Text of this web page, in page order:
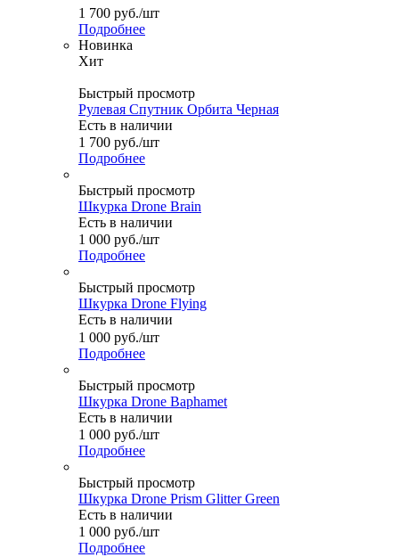
1 700 руб./шт
Подробнее
Новинка
Хит
Быстрый просмотр
Рулевая Спутник Орбита Черная
Есть в наличии
1 700 руб./шт
Подробнее
Быстрый просмотр
Шкурка Drone Brain
Есть в наличии
1 000 руб./шт
Подробнее
Быстрый просмотр
Шкурка Drone Flying
Есть в наличии
1 000 руб./шт
Подробнее
Быстрый просмотр
Шкурка Drone Baphamet
Есть в наличии
1 000 руб./шт
Подробнее
Быстрый просмотр
Шкурка Drone Prism Glitter Green
Есть в наличии
1 000 руб./шт
Подробнее